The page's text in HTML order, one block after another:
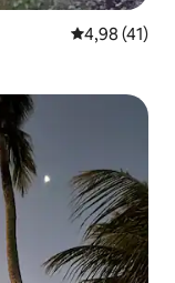
4,98 de uma
4,98 (41)